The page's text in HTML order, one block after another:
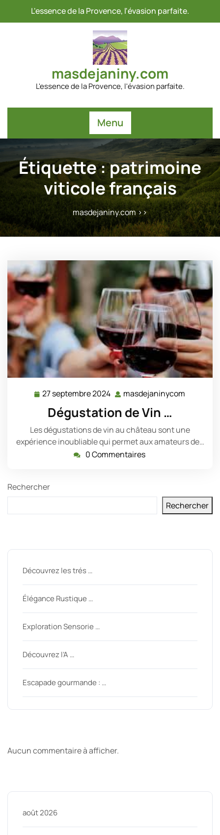
L'essence de la Provence, l'évasion parfaite.
masdejaniny.com
L'essence de la Provence, l'évasion parfaite.
Menu
Étiquette :patrimoine
viticole français
masdejaniny.com>>
27 septembre 2024 27
septembre
2024
masdejaninycom
Dégustation de Vin …
Les dégustations de vin au château sont une
expérience inoubliable qui permet aux amateurs de…
0 Commentaires
Rechercher
Rechercher
Découvrez les trés …
Élégance Rustique …
Exploration Sensorie …
Découvrez l’A …
Escapade gourmande : …
Aucun commentaire à afficher.
août 2026